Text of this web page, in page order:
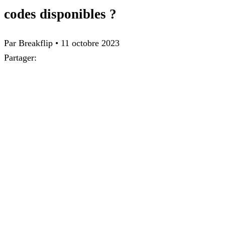
codes disponibles ?
Par Breakflip • 11 octobre 2023
Partager: